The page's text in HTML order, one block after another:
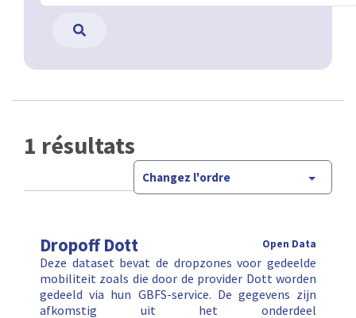
1 résultats
Changez l'ordre
Dropoff Dott Open Data
Deze dataset bevat de dropzones voor gedeelde
mobiliteit zoals die door de provider Dott worden
gedeeld via hun GBFS-service. De gegevens zijn
afkomstig uit het onderdeel